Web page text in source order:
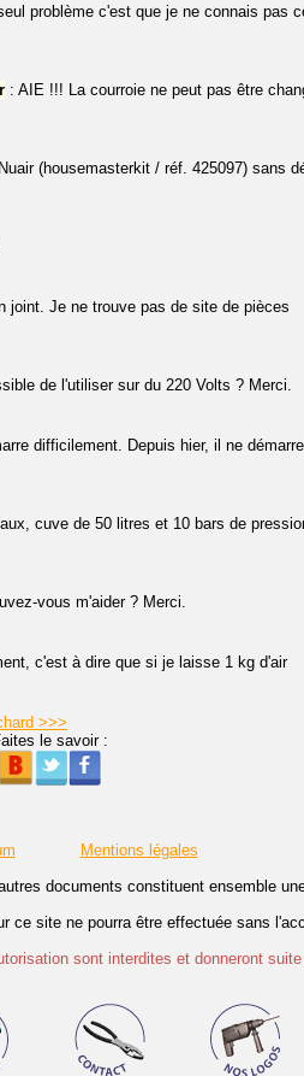
problème c'est que je ne connais pas
: AIE !!! La courroie ne peut pas être
Nuair (housemasterkit / réf. 425097) sans
joint. Je ne trouve pas de site de pièces
de l'utiliser sur du 220 Volts ? Merci.
difficilement. Depuis hier, il ne
cuve de 50 litres et 10 bars de
vous m'aider ? Merci.
c'est à dire que si je laisse 1 kg d'air
>>>
le savoir :
Mentions légales
documents constituent ensemble
ce site ne pourra être effectuée sans
sont interdites et donneront